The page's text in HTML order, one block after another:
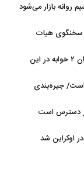
سخنگوی هیات
لیست قیمت خرید مسکن در نازی‌آباد/ خرید آپارتمان ۲ خوابه در این
جیره‌بندی
دسترس است
اوکراین شد